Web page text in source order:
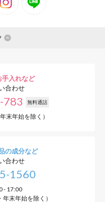
入れなど
合わせ
783 無料通話
末年始を除く）
の成分など
合わせ
1560
- 17:00
末年始を除く）